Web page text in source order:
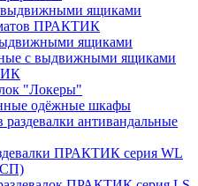
выдвижными ящиками
ПРАКТИК
ящиками
с выдвижными ящиками
"Локеры"
одёжные шкафы
антивандальные
ПРАКТИК серия WL